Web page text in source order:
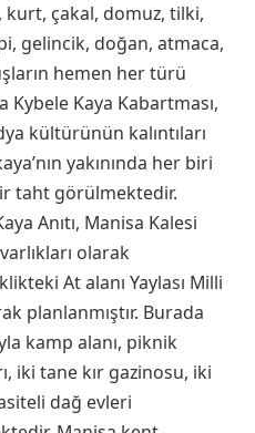
kurt, çakal, domuz, tilki,
gelincik, doğan, atmaca,
hemen her türü
Kybele Kaya Kabartması,
kültürünün kalıntıları
yakınında her biri
taht görülmektedir.
Anıtı, Manisa Kalesi
olarak
At alanı Yaylası Milli
planlanmıştır. Burada
kamp alanı, piknik
iki tane kır gazinosu, iki
dağ evleri